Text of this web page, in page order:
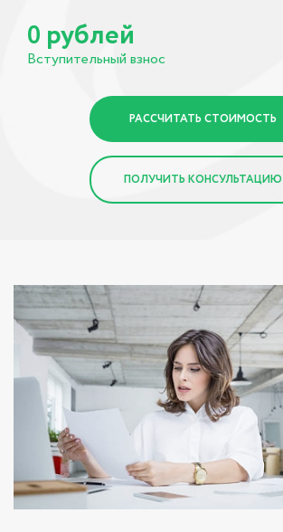
0 рублей
Вступительный взнос
РАССЧИТАТЬ СТОИМОСТЬ
ПОЛУЧИТЬ КОНСУЛЬТАЦИЮ